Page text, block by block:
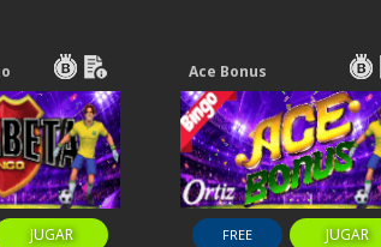
JUGAR
Ace Bonus
JUGAR
FREE